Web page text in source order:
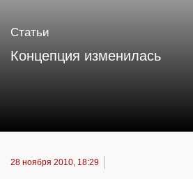
Статьи
Концепция изменилась
28 ноября 2010, 18:29